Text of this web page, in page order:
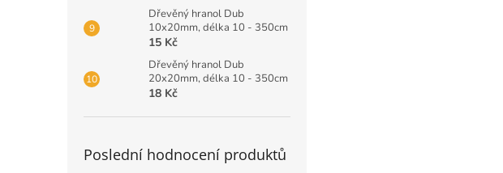
Dřevěný hranol Dub
10x20mm, délka 10 - 350cm
15 Kč
Dřevěný hranol Dub
20x20mm, délka 10 - 350cm
18 Kč
Poslední hodnocení produktů